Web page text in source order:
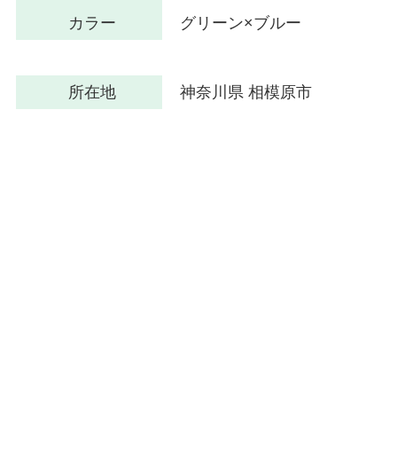
カラー
グリーン×ブルー
所在地 神奈川県 相模原市